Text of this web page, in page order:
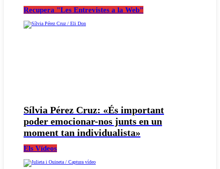
Recupera "Les Entrevistes a la Web"
Sílvia Pérez Cruz: «És important
poder emocionar-nos junts en un
moment tan individualista»
Els Vídeos